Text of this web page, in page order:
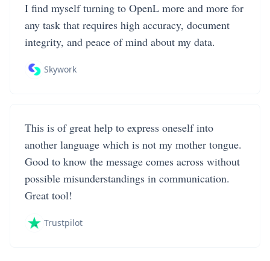
I find myself turning to OpenL more and more for
any task that requires high accuracy, document
integrity, and peace of mind about my data.
Skywork
This is of great help to express oneself into
another language which is not my mother tongue.
Good to know the message comes across without
possible misunderstandings in communication.
Great tool!
Trustpilot